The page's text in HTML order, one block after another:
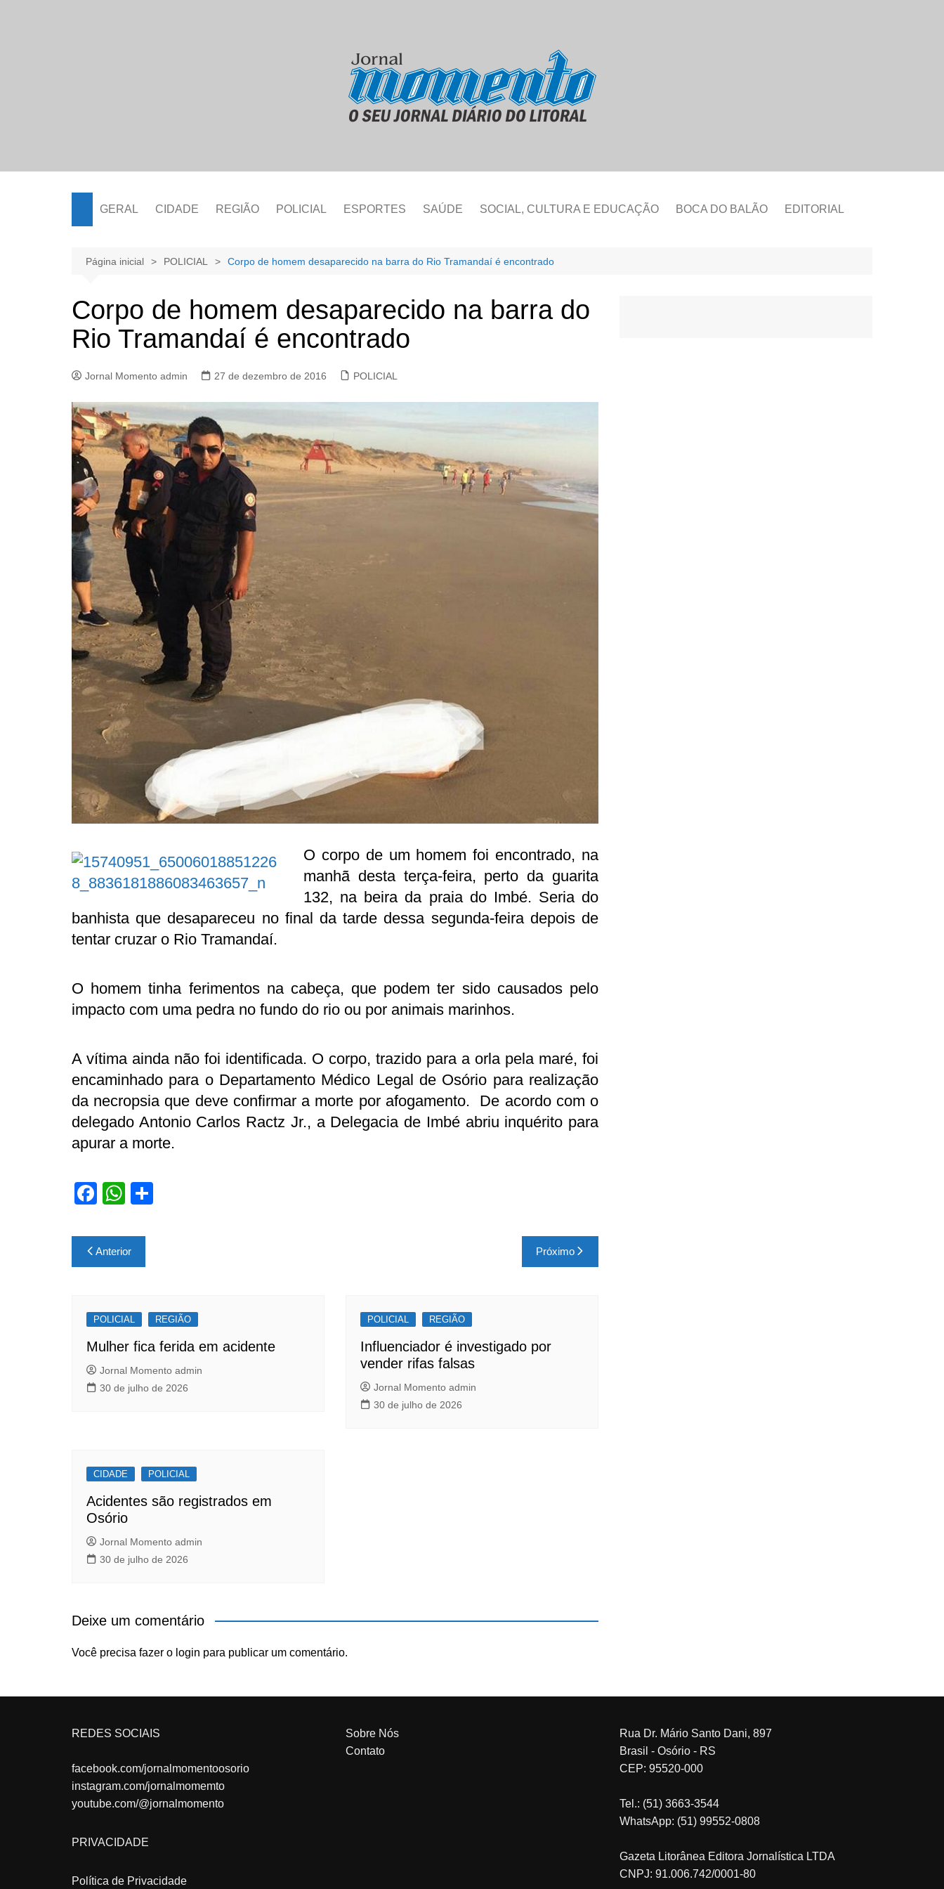
GERAL CIDADE REGIÃO POLICIAL ESPORTES SAÚDE SOCIAL, CULTURA E EDUCAÇÃO BOCA DO BALÃO EDITORIAL
Página inicial POLICIAL Corpo de homem desaparecido na barra do Rio Tramandaí é encontrado
Corpo de homem desaparecido na barra do
Rio Tramandaí é encontrado
Jornal Momento admin 27 de dezembro de 2016 POLICIAL
O corpo de um homem foi encontrado, na
manhã desta terça-feira, perto da guarita
132, na beira da praia do Imbé. Seria do
banhista que desapareceu no final da tarde dessa segunda-feira depois de
tentar cruzar o Rio Tramandaí.
O homem tinha ferimentos na cabeça, que podem ter sido causados pelo
impacto com uma pedra no fundo do rio ou por animais marinhos.
A vítima ainda não foi identificada. O corpo, trazido para a orla pela maré, foi
encaminhado para o Departamento Médico Legal de Osório para realização
da necropsia que deve confirmar a morte por afogamento. De acordo com o
delegado Antonio Carlos Ractz Jr., a Delegacia de Imbé abriu inquérito para
apurar a morte.
F
c
e
o
o
k
W
at
s
p
p
Navegação
de
Anterior Próximo
POLICIAL REGIÃO
Mulher fica ferida em acidente
Jornal Momento admin
30 de julho de 2026
POLICIAL REGIÃO
Influenciador é investigado por
vender rifas falsas
Jornal Momento admin
30 de julho de 2026
CIDADE POLICIAL
Acidentes são registrados em
Osório
Jornal Momento admin
30 de julho de 2026
Deixe um comentário
Você precisa fazer o login para publicar um comentário.
REDES SOCIAIS
facebook.com/jornalmomentoosorio
instagram.com/jornalmomemto
youtube.com/@jornalmomento
PRIVACIDADE
Política de Privacidade
Sobre Nós
Contato
Rua Dr. Mário Santo Dani, 897
Brasil - Osório - RS
CEP: 95520-000
Tel.: (51) 3663-3544
WhatsApp: (51) 99552-0808
Gazeta Litorânea Editora Jornalística LTDA
CNPJ: 91.006.742/0001-80